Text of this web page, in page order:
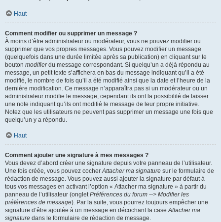
Haut
Comment modifier ou supprimer un message ?
À moins d’être administrateur ou modérateur, vous ne pouvez modifier ou
supprimer que vos propres messages. Vous pouvez modifier un message
(quelquefois dans une durée limitée après sa publication) en cliquant sur le
bouton modifierdu message correspondant. Si quelqu’un a déjà répondu au
message, un petit texte s’affichera en bas du message indiquant qu’il a été
modifié, le nombre de fois qu’il a été modifié ainsi que la date et l’heure de la
dernière modification. Ce message n’apparaîtra pas si un modérateur ou un
administrateur modifie le message, cependant ils ont la possibilité de laisser
une note indiquant qu’ils ont modifié le message de leur propre initiative.
Notez que les utilisateurs ne peuvent pas supprimer un message une fois que
quelqu’un y a répondu.
Haut
Comment ajouter une signature à mes messages ?
Vous devez d’abord créer une signature depuis votre panneau de l’utilisateur.
Une fois créée, vous pouvez cocherAttacher ma signature sur le formulaire de
rédaction de message. Vous pouvez aussi ajouter la signature par défaut à
tous vos messages en activant l’option « Attacher ma signature » à partir du
panneau de l’utilisateur (ongletPréférences du forum --> Modifier les
préférences de message). Par la suite, vous pourrez toujours empêcher une
signature d’être ajoutée à un message en décochant la caseAttacher ma
signature dans le formulaire de rédaction de message.